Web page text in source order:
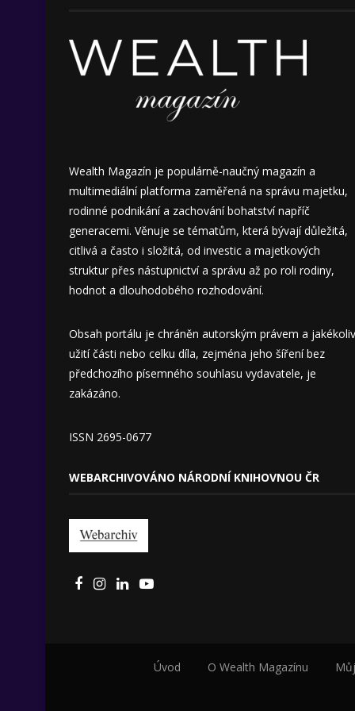
Wealth Magazín je populárně-naučný magazín a
multimediální platforma zaměřená na správu majetku,
rodinné podnikání a zachování bohatství napříč
generacemi. Věnuje se tématům, která bývají důležitá,
citlivá a často i složitá, od investic a majetkových
struktur přes nástupnictví a správu až po roli rodiny,
hodnot a dlouhodobého rozhodování.
Obsah portálu je chráněn autorským právem a jakékoliv
užití části nebo celku díla, zejména jeho šíření bez
předchozího písemného souhlasu vydavatele, je
zakázáno.
ISSN 2695-0677
WEBARCHIVOVÁNO NÁRODNÍ KNIHOVNOU ČR
Úvod O Wealth Magazínu